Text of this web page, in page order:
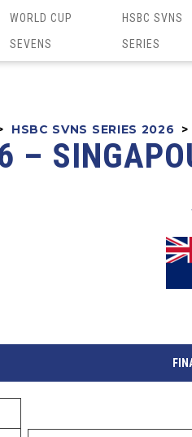
WORLD CUP
SEVENS
HSBC SVNS
SERIES
HSBC SVNS SERIES 2026 >
–